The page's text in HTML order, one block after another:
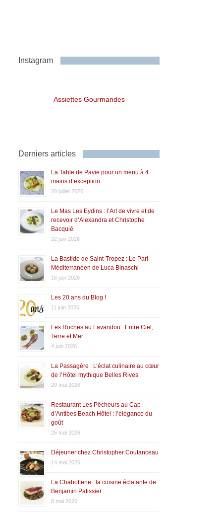
Instagram
Assiettes Gourmandes
Derniers articles
La Table de Pavie pour un menu à 4
mains d’exception
20 juillet 2026
Le Mas Les Eydins : l’Art de vivre et de
recevoir d’Alexandra et Christophe
Bacquié
22 juin 2026
La Bastide de Saint-Tropez : Le Pari
Méditerranéen de Luca Binaschi
16 juin 2026
Les 20 ans du Blog !
11 juin 2026
Les Roches au Lavandou : Entre Ciel,
Terre et Mer
4 juin 2026
La Passagère : L’éclat culinaire au cœur
de l’Hôtel mythique Belles Rives
29 mai 2026
Restaurant Les Pêcheurs au Cap
d’Antibes Beach Hôtel : l’élégance du
goût
26 mai 2026
Déjeuner chez Christopher Coutanceau
14 mai 2026
La Chabotterie : la cuisine éclatante de
Benjamin Patissier
8 mai 2026